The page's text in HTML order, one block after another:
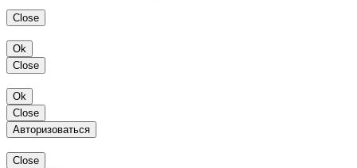
Close
Ok
Close
Ok
Close
Авторизоваться
Close